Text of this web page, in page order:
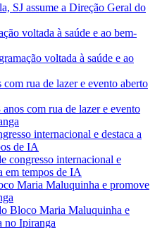
SJ assume a Direção Geral do
voltada à saúde e ao
com rua de lazer e evento
congresso internacional e
em tempos de IA
Bloco Maria Maluquinha e
no Ipiranga